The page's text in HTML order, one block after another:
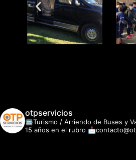
otpservicios
🚍Turismo / Arriendo de Buses y
15 años en el rubro